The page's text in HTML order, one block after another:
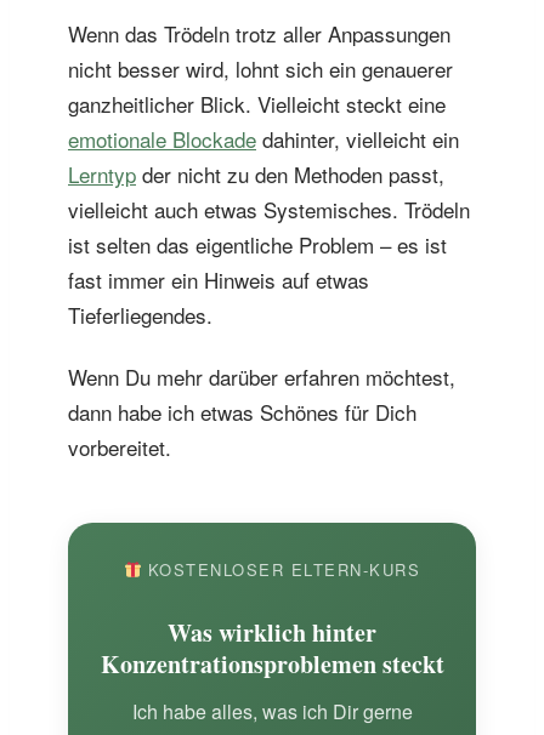
Wenn das Trödeln trotz aller Anpassungen
nicht besser wird, lohnt sich ein genauerer
ganzheitlicher Blick. Vielleicht steckt eine
emotionale Blockade dahinter, vielleicht ein
Lerntyp der nicht zu den Methoden passt,
vielleicht auch etwas Systemisches. Trödeln
ist selten das eigentliche Problem – es ist
fast immer ein Hinweis auf etwas
Tieferliegendes.
Wenn Du mehr darüber erfahren möchtest,
dann habe ich etwas Schönes für Dich
vorbereitet.
KOSTENLOSER ELTERN-KURS
Was wirklich hinter
Konzentrationsproblemen steckt
Ich habe alles, was ich Dir gerne